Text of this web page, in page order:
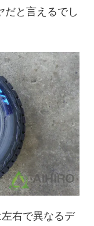
だと言えるでし
右で異なるデ